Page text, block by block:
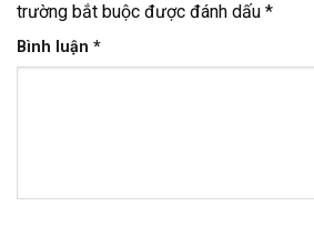
trường bắt buộc được đánh dấu *
Bình luận *